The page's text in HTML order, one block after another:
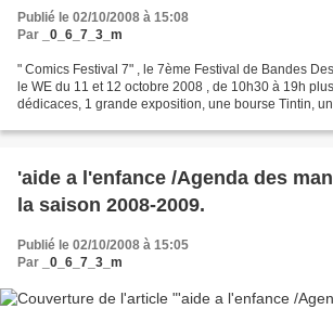
Publié le 02/10/2008 à 15:08
Par
_0_6_7_3_m
" Comics Festival 7" , le 7ème Festival de Bandes
le WE du 11 et 12 octobre 2008 , de 10h30 à 19h
dédicaces, 1 grande exposition, une bourse Tintin,
'aide a l'enfance /Agenda des
la saison 2008-2009.
Publié le 02/10/2008 à 15:05
Par
_0_6_7_3_m